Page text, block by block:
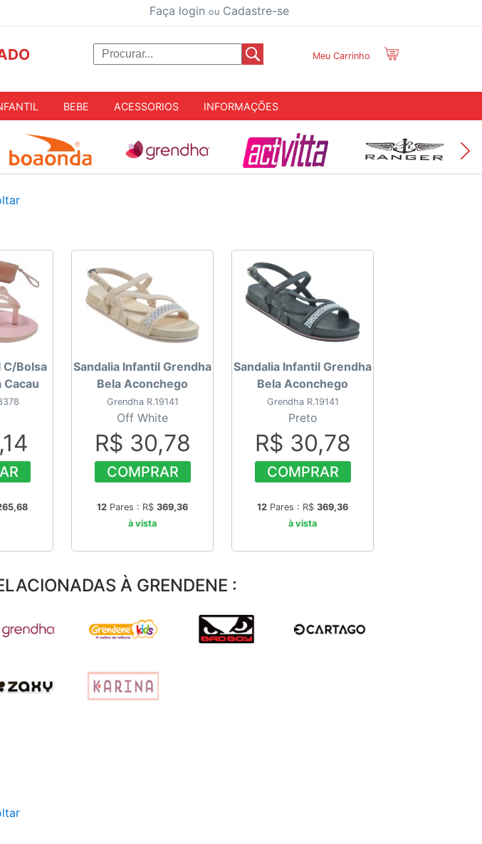
Faça login ou Cadastre-se
Meu Carrinho
BEBE ACESSORIOS INFORMAÇÕES
C/Bolsa
Cacau
Sandalia Infantil Grendha
Bela Aconchego
Grendha R.19141
Off White
R$ 30,78
COMPRAR
12 Pares : R$ 369,36
à vista
Sandalia Infantil Grendha
Bela Aconchego
Grendha R.19141
Preto
R$ 30,78
COMPRAR
12 Pares : R$ 369,36
à vista
À GRENDENE :